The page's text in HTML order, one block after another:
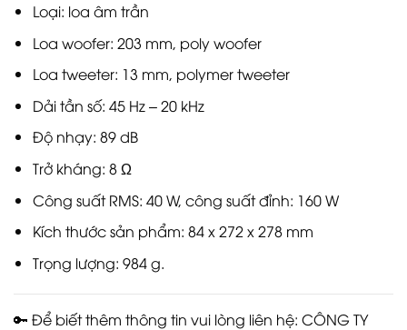
Loại: loa âm trần
Loa woofer: 203 mm, poly woofer
Loa tweeter: 13 mm, polymer tweeter
Dải tần số: 45 Hz – 20 kHz
Độ nhạy: 89 dB
Trở kháng: 8 Ω
Công suất RMS: 40 W, công suất đỉnh: 160 W
Kích thước sản phẩm: 84 x 272 x 278 mm
Trọng lượng: 984 g.
🔑 Để biết thêm thông tin vui lòng liên hệ: CÔNG TY